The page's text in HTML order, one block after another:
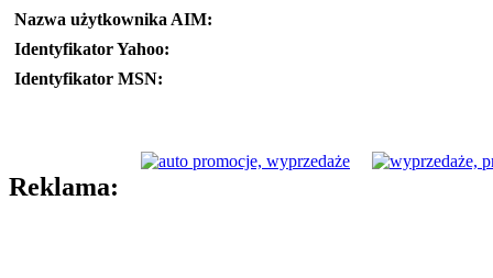
Nazwa użytkownika AIM:
Identyfikator Yahoo:
Identyfikator MSN:
Reklama: